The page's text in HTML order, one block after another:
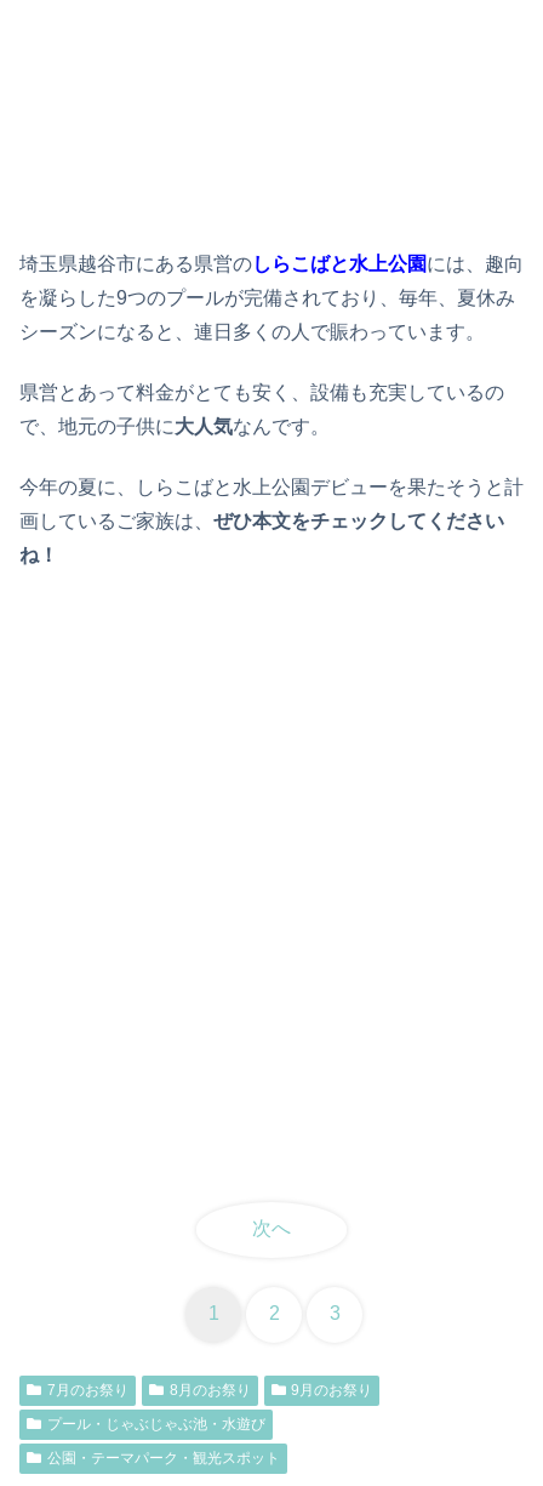
埼玉県越谷市にある県営のしらこばと水上公園には、趣向
を凝らした9つのプールが完備されており、毎年、夏休み
シーズンになると、連日多くの人で賑わっています。
県営とあって料金がとても安く、設備も充実しているの
で、地元の子供に大人気なんです。
今年の夏に、しらこばと水上公園デビューを果たそうと計
画しているご家族は、 ぜひ本文をチェックしてください
ね！
次へ
1 2 3
7月のお祭り 8月のお祭り
9月のお祭り
プール・じゃぶじゃぶ池・水遊び
公園・テーマパーク・観光スポット